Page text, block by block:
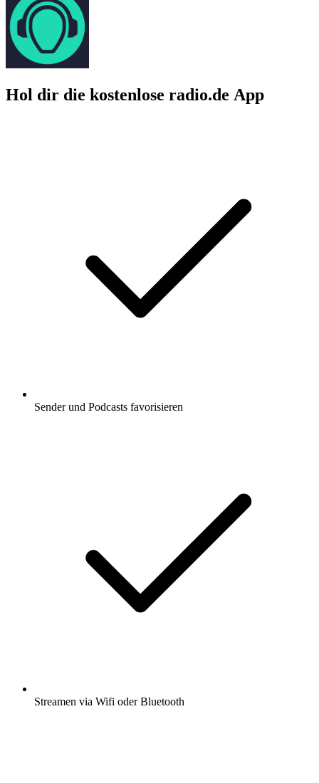
Hol dir die kostenlose radio.de App
Sender und Podcasts favorisieren
Streamen via Wifi oder Bluetooth